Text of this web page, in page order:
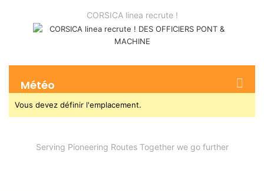
CORSICA linea recrute !
Météo
Vous devez définir l'emplacement.
Serving Pioneering Routes Together we go further